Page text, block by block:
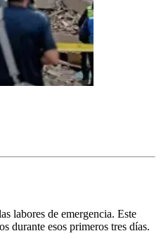
labores de emergencia. Este
durante esos primeros tres días.